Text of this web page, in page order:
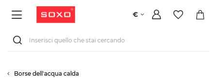
€
Borse dell'acqua calda